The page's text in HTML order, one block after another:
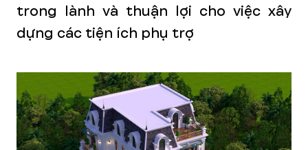
trong lành và thuận lợi cho việc xây
dựng các tiện ích phụ trợ